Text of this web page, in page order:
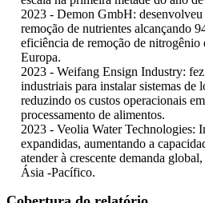
2023 - Demon GmbH:
remoção de nutrientes alcançando
eficiência de remoção de nitrogênio
Europa.
2023 - Weifang Ensign Industry:
industriais para instalar sistemas de
reduzindo os custos operacionais
processamento de alimentos.
2023 - Veolia Water Technologies:
expandidas, aumentando a
atender à crescente demanda
Ásia -Pacífico.